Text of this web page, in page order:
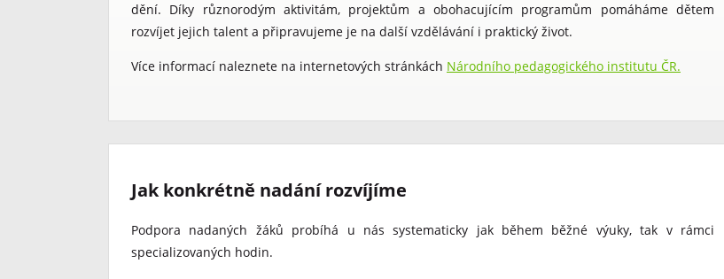
dění. Díky různorodým aktivitám, projektům a obohacujícím programům pomáháme dětem
rozvíjet jejich talent a připravujeme je na další vzdělávání i praktický život.
Více informací naleznete na internetových stránkách Národního pedagogického institutu ČR.
Jak konkrétně nadání rozvíjíme
Podpora nadaných žáků probíhá u nás systematicky jak během běžné výuky, tak v rámci
specializovaných hodin.